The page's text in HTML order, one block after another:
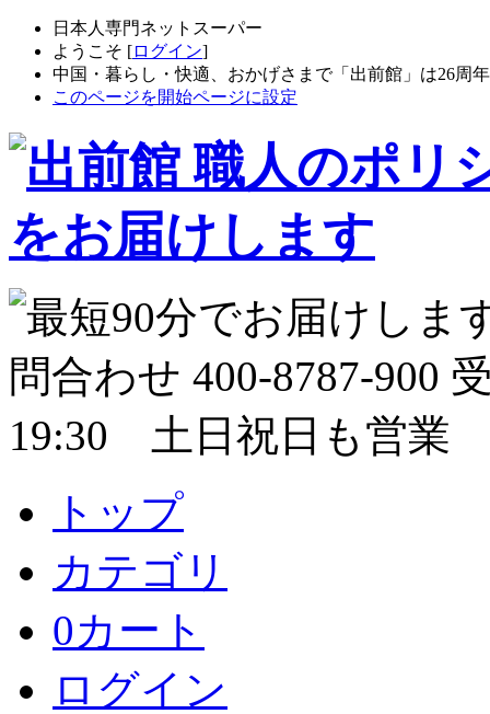
日本人専門ネットスーパー
ようこそ [ログイン]
中国・暮らし・快適、おかげさまで「出前館」は26周
このページを開始ページに設定
トップ
カテゴリ
0カート
ログイン